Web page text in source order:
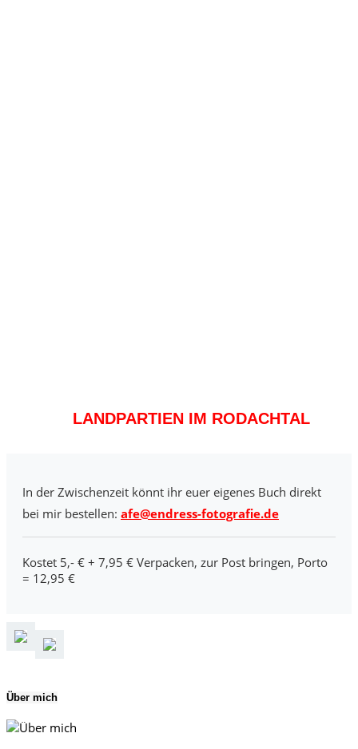
LANDPARTIEN IM RODACHTAL
In der Zwischenzeit könnt ihr euer eigenes Buch direkt
bei mir bestellen: afe@endress-fotografie.de
Kostet 5,- € + 7,95 € Verpacken, zur Post bringen, Porto
= 12,95 €
Über mich